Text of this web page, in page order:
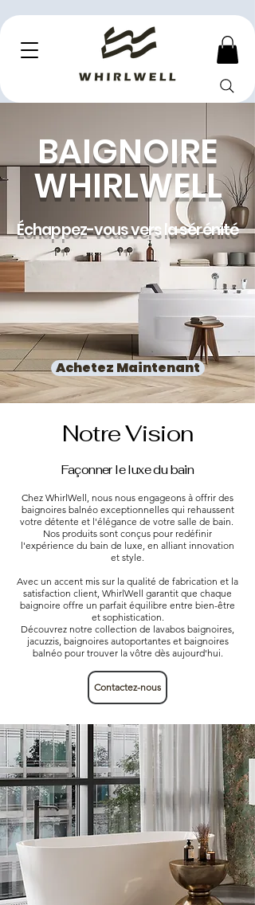
BAIGNOIRE
WHIRLWELL
Échappez-vous vers la sérénité
Achetez Maintenant
Notre Vision
Façonner le luxe du bain
Chez WhirlWell, nous nous engageons à offrir des
baignoires balnéo exceptionnelles qui rehaussent
votre détente et l'élégance de votre salle de bain.
Nos produits sont conçus pour redéfinir
l'expérience du bain de luxe, en alliant innovation
et style.
Avec un accent mis sur la qualité de fabrication et la
satisfaction client, WhirlWell garantit que chaque
baignoire offre un parfait équilibre entre bien-être
et sophistication.
Découvrez notre collection de lavabos baignoires,
jacuzzis, baignoires autoportantes et baignoires
balnéo pour trouver la vôtre dès aujourd'hui.
Contactez-nous